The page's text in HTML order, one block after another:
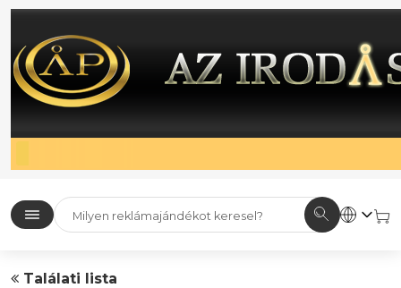
Találati lista